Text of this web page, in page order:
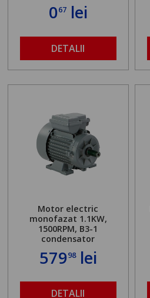
067lei
DETALII
Motor electric
monofazat 1.1KW,
1500RPM, B3-1
condensator
57998lei
DETALII